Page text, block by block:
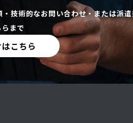
技術的なお問い合わせ・または派
まで
こちら